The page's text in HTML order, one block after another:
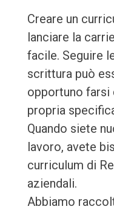
Creare un
lanciare la
facile. Seguire
scrittura può
opportuno farsi
propria
Quando siete
lavoro, avete
curriculum di
aziendali.
Abbiamo